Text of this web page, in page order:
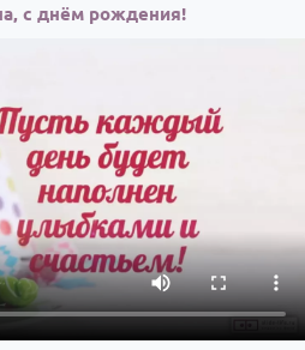
с днём рождения!